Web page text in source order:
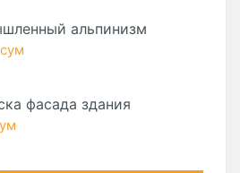
альпинизм
фасада здания